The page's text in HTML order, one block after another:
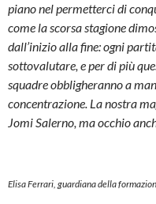
piano nel permetterci di
come la scorsa stagione
dall’inizio alla fine: ogni
sottovalutare, e per di più
squadre obbligheranno a
concentrazione. La nostra
Jomi Salerno, ma occhio
Elisa Ferrari, guardiana della